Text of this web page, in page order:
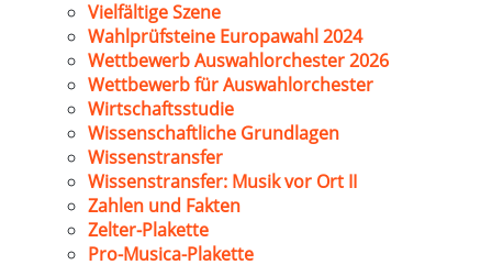
Vielfältige Szene
Wahlprüfsteine Europawahl 2024
Wettbewerb Auswahlorchester 2026
Wettbewerb für Auswahlorchester
Wirtschaftsstudie
Wissenschaftliche Grundlagen
Wissenstransfer
Wissenstransfer: Musik vor Ort II
Zahlen und Fakten
Zelter-Plakette
Pro-Musica-Plakette